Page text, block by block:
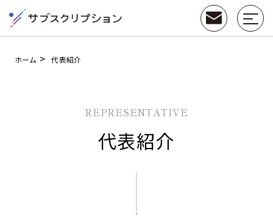
ホーム > 代表紹介
REPRESENTATIVE
代表紹介